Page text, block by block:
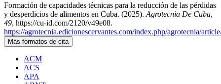
Formación de capacidades técnicas para la reducción de las pérdidas
y desperdicios de alimentos en Cuba. (2025). Agrotecnia De Cuba,
49, https://cu-id.com/2120/v49e08.
https://agrotecnia.edicionescervantes.com/index.php/agrotecnia/
Más formatos de cita
ACM
ACS
APA